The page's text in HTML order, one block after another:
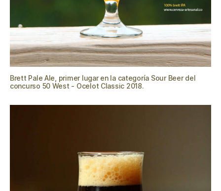
Brett Pale Ale, primer lugar en la categoría Sour Beer del
concurso 50 West - Ocelot Classic 2018.